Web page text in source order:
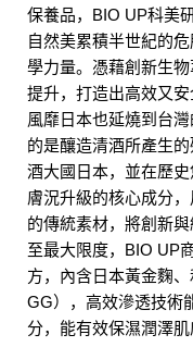
保養品，BIO UP科美
自然美累積半世紀的
學力量。憑藉創新生
提升，打造出高效又
風靡日本也延燒到台
的是釀造清酒所產生
酒大國日本，並在歷
膚況升級的核心成分
的傳統素材，將創新
至最大限度，BIO UP
方，內含日本黃金麴
GG），高效滲透技術
分，能有效保濕潤澤肌